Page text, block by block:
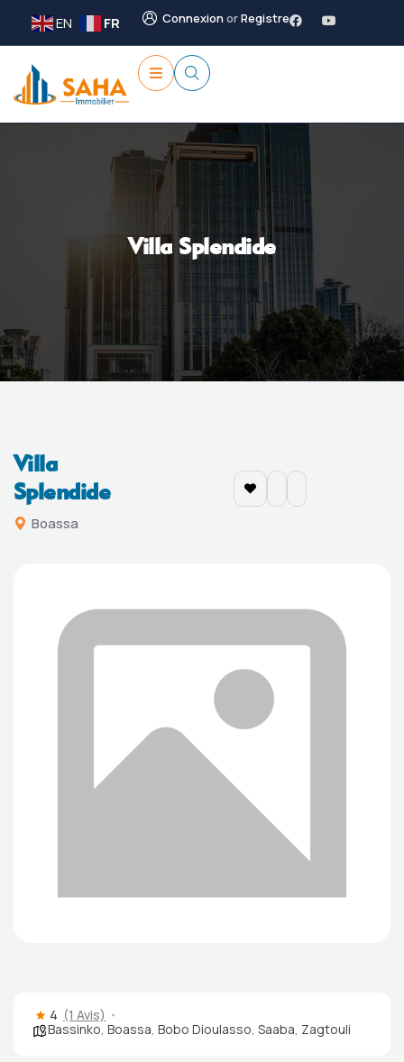
EN FR ConnexionorRegistre
Villa Splendide
Villa
Splendide
Boassa
4 (1 Avis)
Bassinko, Boassa, Bobo Dioulasso, Saaba, Zagtouli